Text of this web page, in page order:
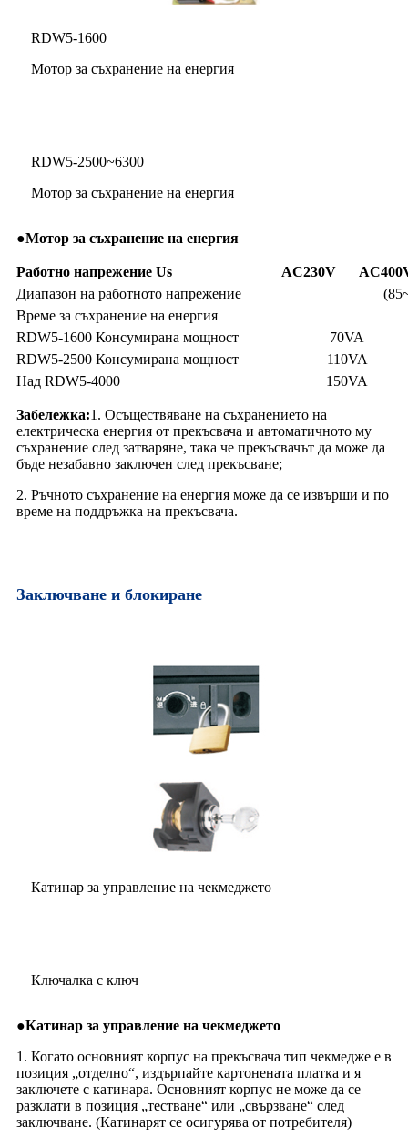
RDW5-1600
Мотор за съхранение на енергия
RDW5-2500~6300
Мотор за съхранение на енергия
●Мотор за съхранение на енергия
Работно напрежение Us AC230V
Диапазон на работното напрежение
Време за съхранение на енергия
RDW5-1600 Консумирана мощност
70VA
RDW5-2500 Консумирана мощност
110VA
Над RDW5-4000
150VA
Забележка:1. Осъществяване на съхранението на
електрическа енергия от прекъсвача и автоматичното му
съхранение след затваряне, така че прекъсвачът да може да
бъде незабавно заключен след прекъсване;
2. Ръчното съхранение на енергия може да се извърши и по
време на поддръжка на прекъсвача.
Заключване и блокиране
Катинар за управление на чекмеджето
Ключалка с ключ
●Катинар за управление на чекмеджето
1. Когато основният корпус на прекъсвача тип чекмедже е в
позиция „отделно“, издърпайте картонената платка и я
заключете с катинара. Основният корпус не може да се
разклати в позиция „тестване“ или „свързване“ след
заключване. (Катинарят се осигурява от потребителя)